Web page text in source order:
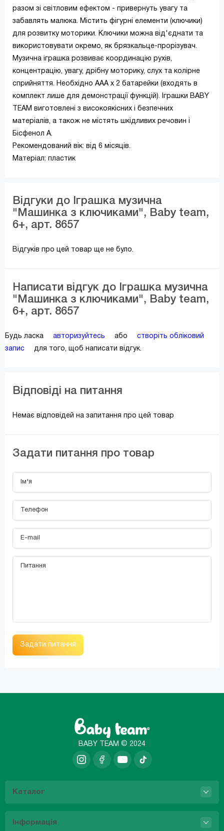
разом зі світловим ефектом - привернуть увагу та
забавлять малюка. Містить фігурні елементи (ключики)
для розвитку моторики. Ключики можна від'єднати та
використовувати окремо, як брязкальце-прорізувач.
Музична іграшка розвиває координацію рухів,
концентрацію, увагу, дрібну моторику, слух та колірне
сприйняття. Необхідно ААА х 2 батарейки (входять в
комплект лише для демонстрації функцій). Іграшки BABY
TEAM виготовлені з високоякісних і безпечних
матеріалів, а також не містять шкідливих речовин і
Бісфенол А.
Рекомендований вік: від 6 місяців.
Матеріал: пластик
Відгуки до Іграшка музична
"Машинка з ключиками", Baby team,
6+, арт. 8657
Відгуків про цей товар ще не було.
Написати відгук до Іграшка музична
"Машинка з ключиками", Baby team,
6+, арт. 8657
Будь ласка авторизуйтесь або
створіть обліковий
запис
для того, щоб написати відгук.
Відповіді на питання
Немає відповідей на запитання про цей товар
Задати питання про товар
Задати питання
BABY TEAM © 2024
Каталог
Інформація